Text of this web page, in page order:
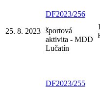
25. 8. 2023
DF2023/256
športová
aktivita - MDD
Lučatín
DF2023/255